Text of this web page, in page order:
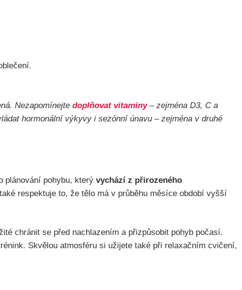
Nezapomínejte doplňovat vitaminy– zejména D3, C a
hormonální výkyvy i sezónní únavu – zejména v druhé
plánování pohybu, který vychází z přirozeného
respektuje to, že tělo má v průběhu měsíce období vyšší
chránit se před nachlazením a přizpůsobit pohyb počasí.
Skvělou atmosféru si užijete také při relaxačním cvičení,